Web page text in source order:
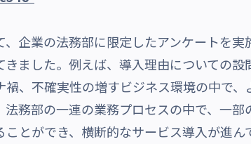
企業の法務部に限定したアンケートを実
ました。 例えば、導入理由についての
禍、不確実性の増すビジネス環境の中で
法務部の一連の業務プロセスの中で、一
とができ、横断的なサービス導入が進